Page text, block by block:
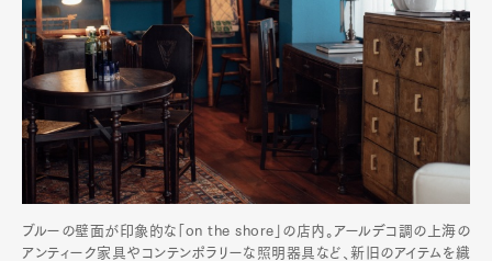
ブルーの壁面が印象的な「on the shore」の店内。アールデコ調の上海の
アンティーク家具やコンテンポラリーな照明器具など、新旧のアイテムを織